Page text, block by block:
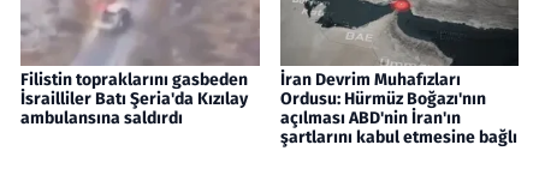
Filistin topraklarını gasbeden
İsrailliler Batı Şeria'da Kızılay
ambulansına saldırdı
İran Devrim Muhafızları
Ordusu: Hürmüz Boğazı'nın
açılması ABD'nin İran'ın
şartlarını kabul etmesine bağlı